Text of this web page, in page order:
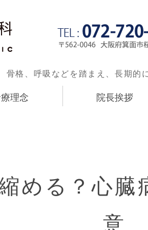
大阪府箕面市の
骨格、呼吸などを踏まえ、長期的
理念 院長挨拶
める？心臓
意